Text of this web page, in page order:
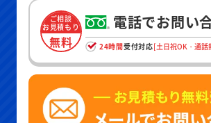
ご相談
お見積もり
無料
電話でお問い
24時間受付対応[土日祝OK・通話